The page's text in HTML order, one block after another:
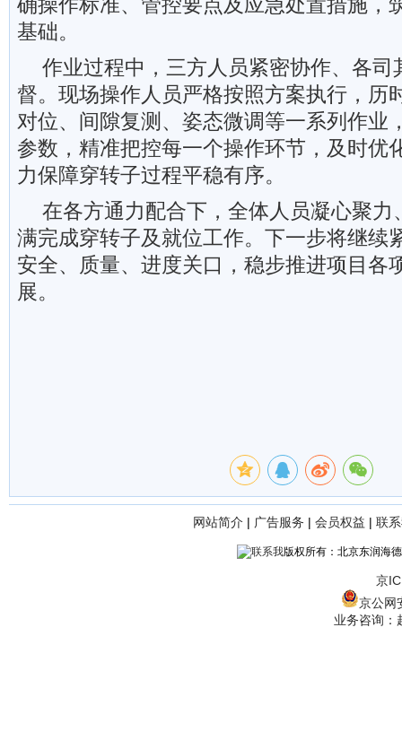
基础。
作业过程中，三方人员紧密协作、各司
督。现场操作人员严格按照方案执行，历
对位、间隙复测、姿态微调等一系列作业
参数，精准把控每一个操作环节，及时优
力保障穿转子过程平稳有序。
在各方通力配合下，全体人员凝心聚力
满完成穿转子及就位工作。下一步将继续
安全、质量、进度关口，稳步推进项目各
展。
网站简介 | 广告服务 | 会员权益 | 联
版权所有：北京东润海
京
京公网
业务咨询：